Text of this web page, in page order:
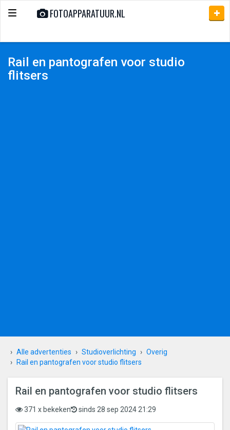
Toggle
FOTOAPPARATUUR.NL
Rail en pantografen voor studio
flitsers
Alle advertenties Studioverlichting
Overig
Rail en pantografen voor studio flitsers
Rail en pantografen voor studio flitsers
371 x bekeken sinds 28 sep 2024 21:29